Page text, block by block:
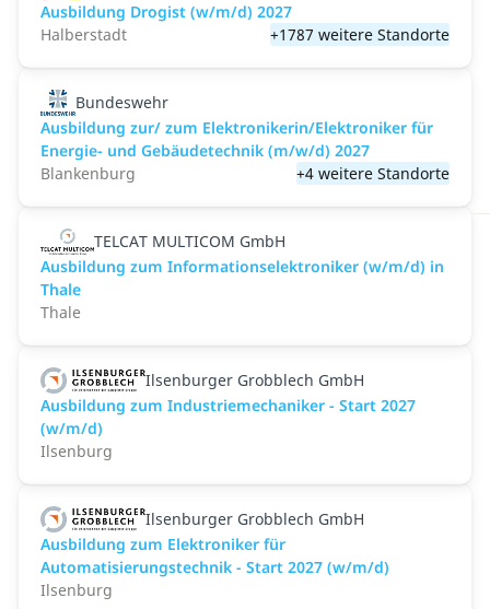
Ausbildung Drogist (w/m/d) 2027
Halberstadt
+1787 weitere Standorte
Bundeswehr
Ausbildung zur/ zum Elektronikerin/Elektroniker für
Energie- und Gebäudetechnik (m/w/d) 2027
Blankenburg
+4 weitere Standorte
TELCAT MULTICOM GmbH
Ausbildung zum Informationselektroniker (w/m/d) in
Thale
Thale
Ilsenburger Grobblech GmbH
Ausbildung zum Industriemechaniker - Start 2027
(w/m/d)
Ilsenburg
Ilsenburger Grobblech GmbH
Ausbildung zum Elektroniker für
Automatisierungstechnik - Start 2027 (w/m/d)
Ilsenburg